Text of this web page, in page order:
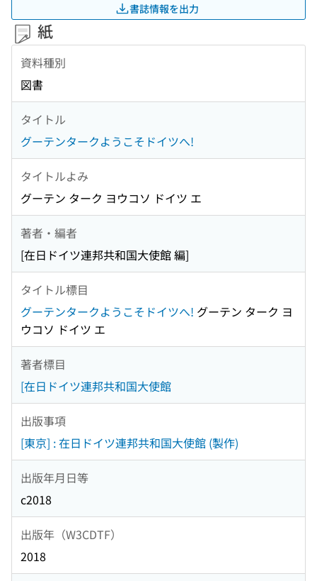
書誌情報を出力
紙
資料種別
図書
タイトル
グーテンタークようこそドイツへ!
タイトルよみ
グーテン ターク ヨウコソ ドイツ エ
著者・編者
[在日ドイツ連邦共和国大使館 編]
タイトル標目
グーテンタークようこそドイツへ! グーテン ターク ヨ
ウコソ ドイツ エ
著者標目
[在日ドイツ連邦共和国大使館
出版事項
[東京] : 在日ドイツ連邦共和国大使館 (製作)
出版年月日等
c2018
出版年（W3CDTF）
2018